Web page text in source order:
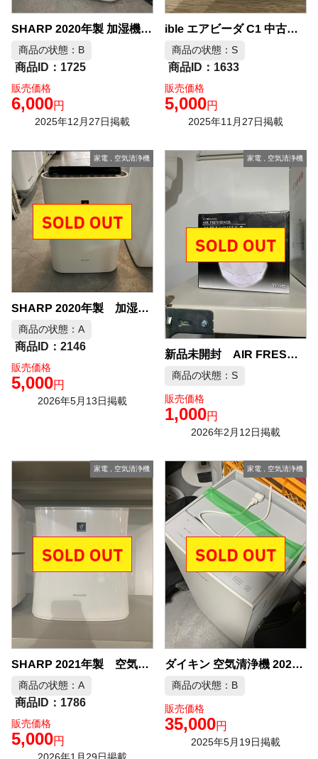
SHARP 2020年製 加湿機能付き空気清浄機 中古品販売
商品の状態：B
1725
販売価格
6,000円
2025年12月27日掲載
ible エアビーダ C1 中古品販売
商品の状態：S
1633
販売価格
5,000円
2025年11月27日掲載
家電, 空気清浄機
SHARP 2020年製 加湿空気清浄機 中古品販売
商品の状態：A
2146
販売価格
5,000円
2026年5月13日掲載
家電 空気清浄機
新品未開封 AIR FRESHENER 空気清浄機 中古品販売
商品の状態：S
販売価格
1,000円
2026年2月12日掲載
家電, 空気清浄機
SHARP 2021年製 空気清浄機 中古品販売
商品の状態：A
1786
販売価格
5,000円
家電 空気清浄機
ダイキン 空気清浄機 2022年製 MCK70Y-W 中古品販売
商品の状態：B
販売価格
35,000円
2025年5月19日掲載